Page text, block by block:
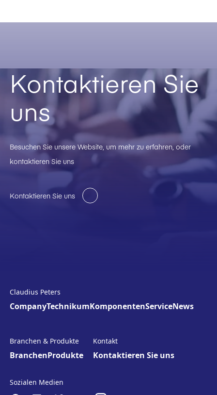
Kontaktieren Sie
uns
Besuchen Sie unsere Website, um mehr zu erfahren, oder
kontaktieren Sie uns
Kontaktieren Sie uns
Claudius Peters
CompanyTechnikumKomponentenServiceNews
Branchen & Produkte
BranchenProdukte
Kontakt
Kontaktieren Sie uns
Sozialen Medien